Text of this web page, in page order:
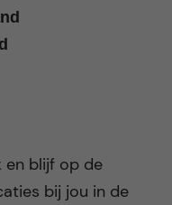
en blijf op de
bij jou in de